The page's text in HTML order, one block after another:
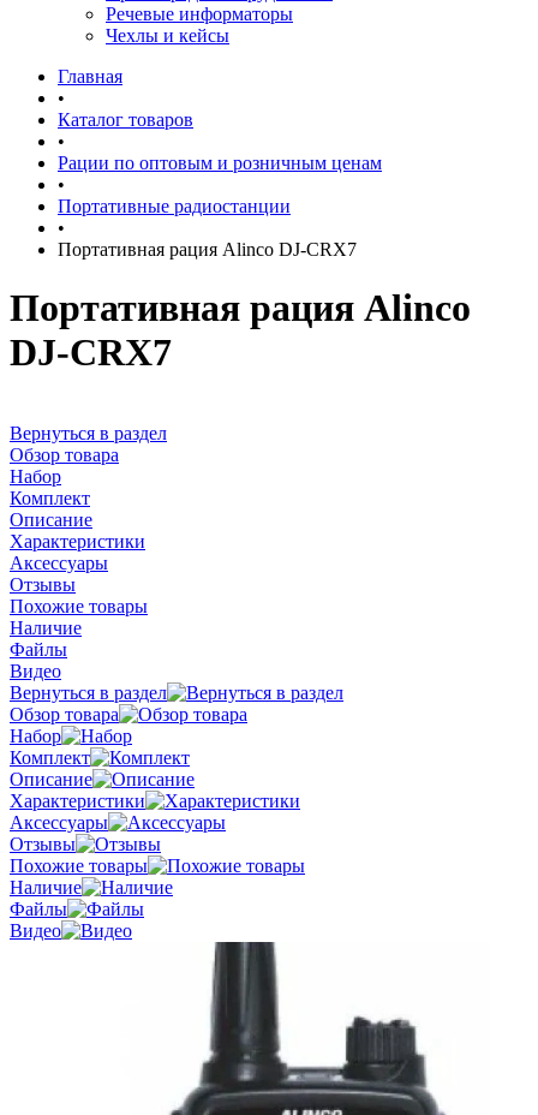
Речевые информаторы
Чехлы и кейсы
Главная
•
Каталог товаров
•
Рации по оптовым и розничным ценам
•
Портативные радиостанции
•
Портативная рация Alinco DJ-CRX7
Портативная рация Alinco
DJ-CRX7
Вернуться в раздел
Обзор товара
Набор
Комплект
Описание
Характеристики
Аксессуары
Отзывы
Похожие товары
Наличие
Файлы
Видео
Вернуться в раздел
Обзор товара
Набор
Комплект
Описание
Характеристики
Аксессуары
Отзывы
Похожие товары
Наличие
Файлы
Видео